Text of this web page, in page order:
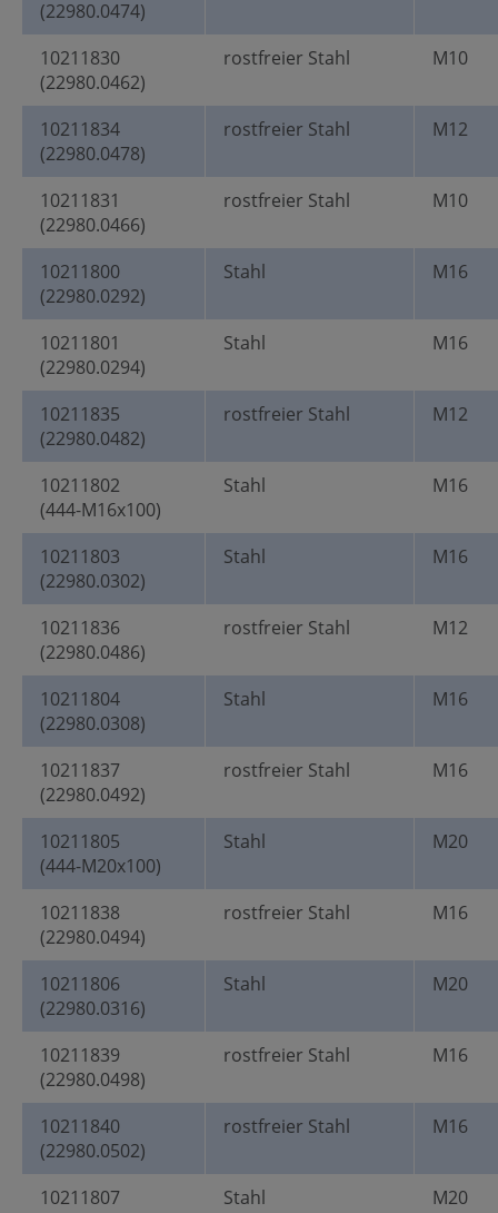
(22980.0474)
10211830
(22980.0462)
rostfreier Stahl M10
10211834
(22980.0478)
rostfreier Stahl M12
10211831
(22980.0466)
rostfreier Stahl M10
10211800
(22980.0292)
Stahl M16
10211801
(22980.0294)
Stahl M16
10211835
(22980.0482)
rostfreier Stahl M12
10211802
(444-M16x100)
Stahl M16
10211803
(22980.0302)
Stahl M16
10211836
(22980.0486)
rostfreier Stahl M12
10211804
(22980.0308)
Stahl M16
10211837
(22980.0492)
rostfreier Stahl M16
10211805
(444-M20x100)
Stahl M20
10211838
(22980.0494)
rostfreier Stahl M16
10211806
(22980.0316)
Stahl M20
10211839
(22980.0498)
rostfreier Stahl M16
10211840
(22980.0502)
rostfreier Stahl M16
10211807
Stahl M20